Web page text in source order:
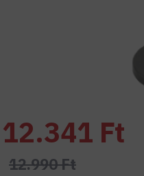
12.341 Ft
12.990 Ft